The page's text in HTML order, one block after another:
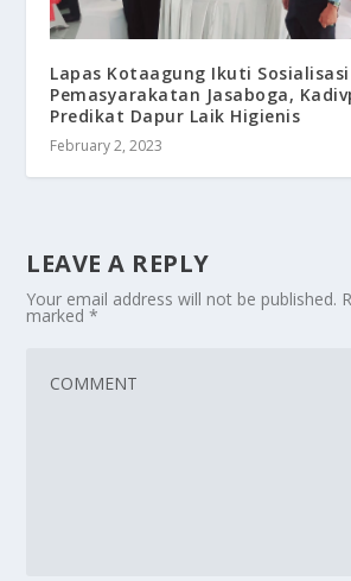
Lapas Kotaagung Ikuti
Pemasyarakatan Jasaboga,
Predikat Dapur Laik Higienis
February 2, 2023
LEAVE A REPLY
Your email address will not be published.
marked*